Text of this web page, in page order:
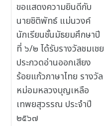
ขอแสดงความยินดีกับ
นายชิติพัทธ์​ แม่น​วงค์​
นักเรียนชั้นมัธยมศึกษาปี
ที่​ ๖/๒ ได้รับรางวัลชมเชย​
ประกวดอ่านออกเสียง
ร้อยแก้วภาษาไทย รางวัล
หม่อมหลวงบุญเหลือ
เทพยสุวรรณ ประจำปี
๒๕๖๗